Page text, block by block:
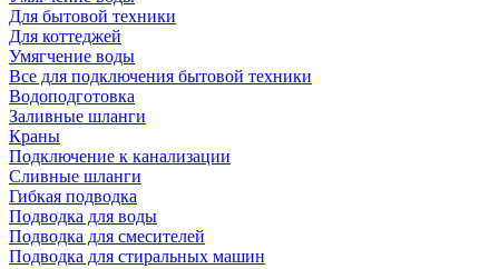
Для бытовой техники
Для коттеджей
Умягчение воды
Все для подключения бытовой техники
Водоподготовка
Заливные шланги
Краны
Подключение к канализации
Сливные шланги
Гибкая подводка
Подводка для воды
Подводка для смесителей
Подводка для стиральных машин